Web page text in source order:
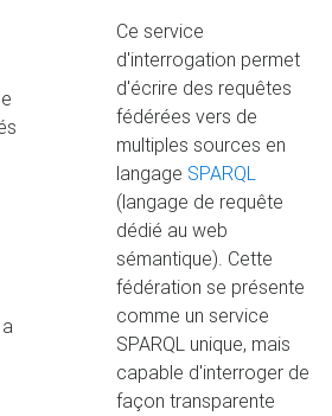
Ce service
d'interrogation permet
d'écrire des requêtes
fédérées vers de
multiples sources en
langage SPARQL
(langage de requête
dédié au web
sémantique). Cette
fédération se présente
comme un service
SPARQL unique, mais
capable d'interroger de
façon transparente